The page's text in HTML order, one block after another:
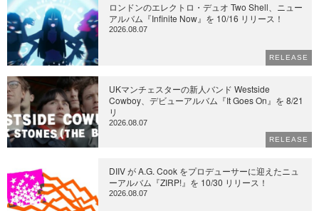
ロンドンのエレクトロ・デュオ Two Shell、ニュー
アルバム『Infinite Now』を 10/16 リリース！
2026.08.07
RELEASE
UKマンチェスターの新人バンド Westside
Cowboy、デビューアルバム『It Goes On』を 8/21
リ
2026.08.07
RELEASE
DIIV が A.G. Cook をプロデューサーに迎えたニュ
ーアルバム『ZIRP!』を 10/30 リリース！
2026.08.07